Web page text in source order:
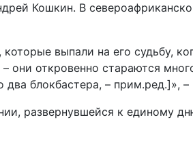
Кошкин. В
выпали на его судьбу,
они откровенно стараются
блокбастера, – прим.ред.]»,
развернувшейся к единому